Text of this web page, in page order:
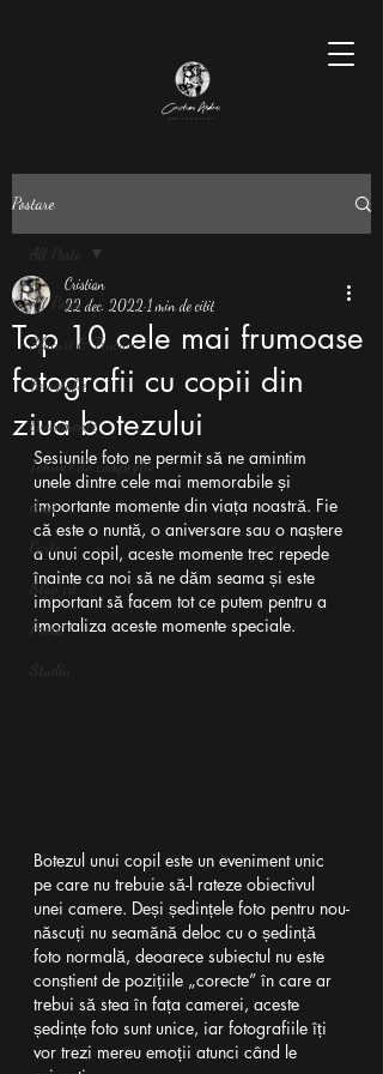
Postare
All Posts
Sfaturi & Trucuri
Fotografie
Evenimente
Tehnici de compoziție
Artă
Carte
Știai că...?
Presă
Studiu
All Posts
Top 10 cele mai frumoase
fotografii cu copii din
ziua botezului
Cristian
22 dec. 2022 1 min de citit
Sesiunile foto ne permit să ne amintim
unele dintre cele mai memorabile și
importante momente din viața noastră. Fie
că este o nuntă, o aniversare sau o naștere
a unui copil, aceste momente trec repede
înainte ca noi să ne dăm seama și este
important să facem tot ce putem pentru a
imortaliza aceste momente speciale.
Botezul unui copil este un eveniment unic
pe care nu trebuie să-l rateze obiectivul
unei camere. Deși ședințele foto pentru nou-
născuți nu seamănă deloc cu o ședință
foto normală, deoarece subiectul nu este
conștient de pozițiile „corecte” în care ar
trebui să stea în fața camerei, aceste
ședințe foto sunt unice, iar fotografiile îți
vor trezi mereu emoții atunci când le